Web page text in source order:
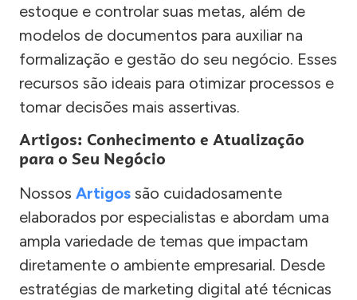
estoque e controlar suas metas, além de
modelos de documentos para auxiliar na
formalização e gestão do seu negócio. Esses
recursos são ideais para otimizar processos e
tomar decisões mais assertivas.
Artigos: Conhecimento e Atualização
para o Seu Negócio
Nossos Artigos são cuidadosamente
elaborados por especialistas e abordam uma
ampla variedade de temas que impactam
diretamente o ambiente empresarial. Desde
estratégias de marketing digital até técnicas